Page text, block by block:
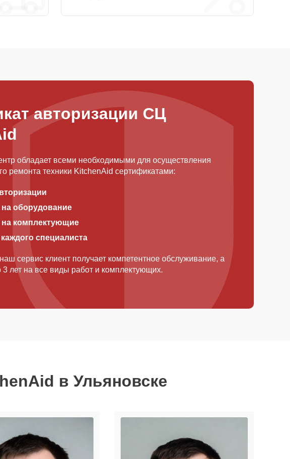
авторизации СЦ
обладает всеми необходимыми для осуществления
ремонта техники KitchenAid сертификатами:
оборудование
комплектующие
специалиста
сервис клиент получает компетентное обслуживание, а
3 лет на все виды работ и комплектующих.
в Ульяновске